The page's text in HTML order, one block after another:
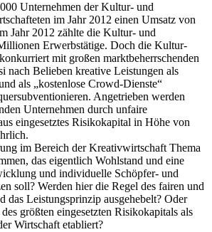
Unternehmen der Kultur- und
im Jahr 2012 einen Umsatz von
Jahr 2012 zählte die Kultur- und
Erwerbstätige. Doch die Kultur-
mit großen marktbeherrschenden
nach Belieben kreative Leistungen als
als „kostenlose Crowd-Dienste“
Angetrieben werden
Unternehmen durch unfaire
eingesetztes Risikokapital in Höhe von
im Bereich der Kreativwirtschaft Thema
das eigentlich Wohlstand und eine
und individuelle Schöpfer- und
soll? Werden hier die Regel des fairen und
das Leistungsprinzip ausgehebelt? Oder
größten eingesetzten Risikokapitals als
Wirtschaft etabliert?